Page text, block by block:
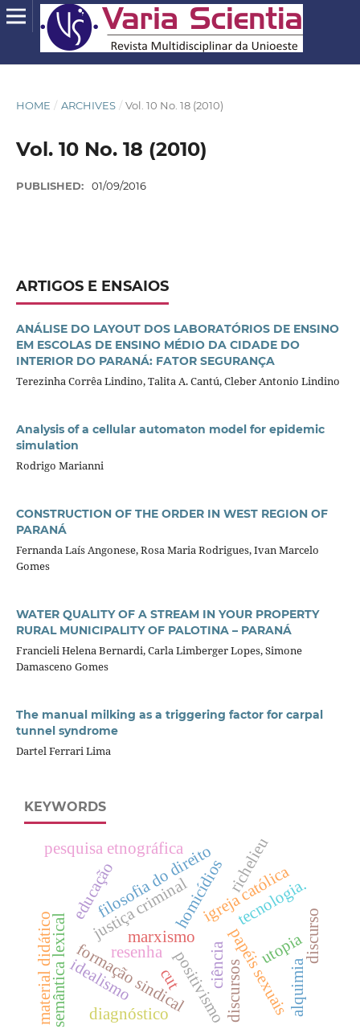
HOME / ARCHIVES / Vol. 10 No. 18 (2010)
Vol. 10 No. 18 (2010)
PUBLISHED: 01/09/2016
ARTIGOS E ENSAIOS
ANÁLISE DO LAYOUT DOS LABORATÓRIOS DE ENSINO
EM ESCOLAS DE ENSINO MÉDIO DA CIDADE DO
INTERIOR DO PARANÁ: FATOR SEGURANÇA
Terezinha Corrêa Lindino, Talita A. Cantú, Cleber Antonio Lindino
Analysis of a cellular automaton model for epidemic
simulation
Rodrigo Marianni
CONSTRUCTION OF THE ORDER IN WEST REGION OF
PARANÁ
Fernanda Laís Angonese, Rosa Maria Rodrigues, Ivan Marcelo
Gomes
WATER QUALITY OF A STREAM IN YOUR PROPERTY
RURAL MUNICIPALITY OF PALOTINA – PARANÁ
Francieli Helena Bernardi, Carla Limberger Lopes, Simone
Damasceno Gomes
The manual milking as a triggering factor for carpal
tunnel syndrome
Dartel Ferrari Lima
KEYWORDS
igreja católica
formação sindical
cut
homicídios
papéis sexuais
justiça criminal
filosofia do direito
marxismo
idealismo ciência
tecnologia.
utopia
positivismo
educação
pesquisa etnográfica
discurso
semântica lexical alquimia
discursos
material didático
richelieu
resenha
diagnóstico